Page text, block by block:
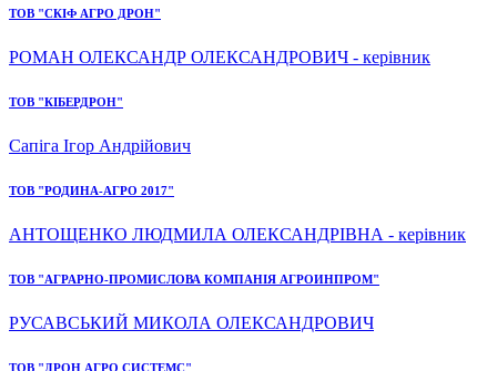
ТОВ "СКІФ АГРО ДРОН"
РОМАН ОЛЕКСАНДР ОЛЕКСАНДРОВИЧ - керівник
ТОВ "КІБЕРДРОН"
Сапіга Ігор Андрійович
ТОВ "РОДИНА-АГРО 2017"
АНТОЩЕНКО ЛЮДМИЛА ОЛЕКСАНДРІВНА - керівник
ТОВ "АГРАРНО-ПРОМИСЛОВА КОМПАНІЯ АГРОИНПРОМ"
РУСАВСЬКИЙ МИКОЛА ОЛЕКСАНДРОВИЧ
ТОВ "ДРОН АГРО СИСТЕМС"